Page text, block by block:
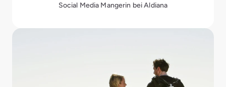
Social Media Mangerin bei Aldiana